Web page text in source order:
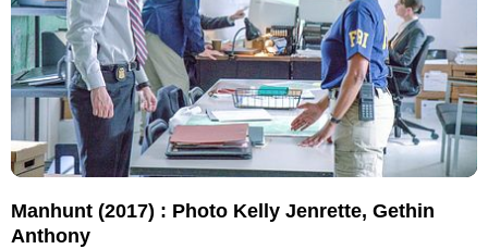
Manhunt (2017) : Photo Kelly Jenrette, Gethin
Anthony